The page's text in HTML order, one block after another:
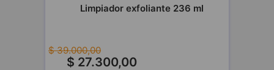
Limpiador exfoliante 236 ml
$ 39.000,00
$ 27.300,00